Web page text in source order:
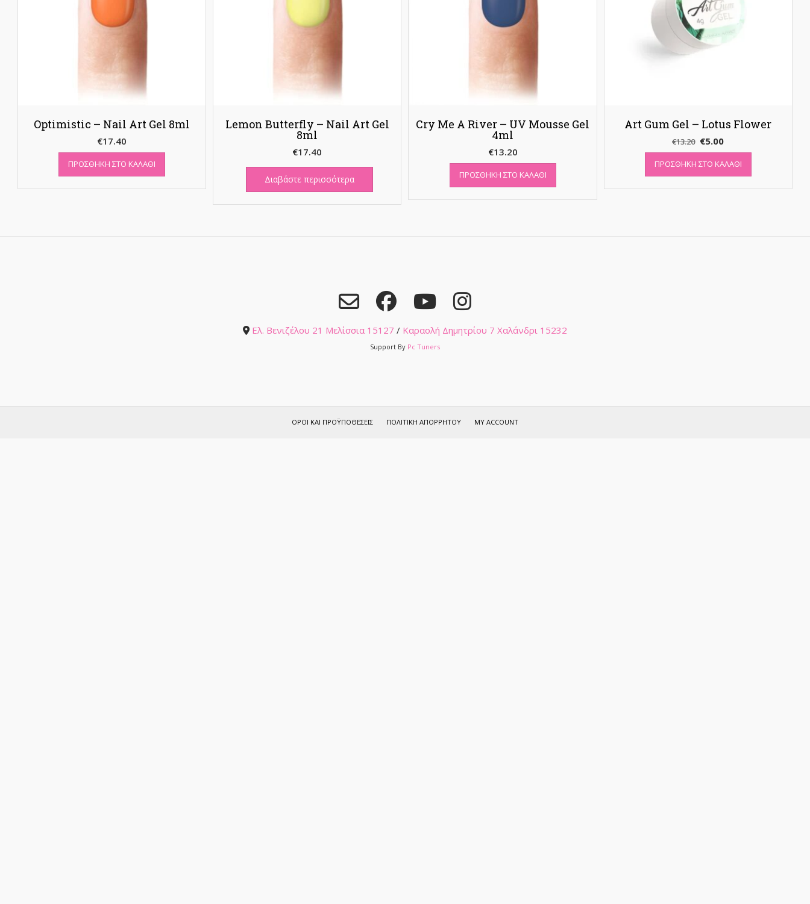
Optimistic – Nail Art Gel 8ml
€17.40
ΠΡΟΣΘΉΚΗ ΣΤΟ ΚΑΛΆΘΙ
Lemon Butterfly – Nail Art Gel
8ml
€17.40
Διαβάστε περισσότερα
Cry Me A River – UV Mousse Gel
4ml
€13.20
ΠΡΟΣΘΉΚΗ ΣΤΟ ΚΑΛΆΘΙ
Art Gum Gel – Lotus Flower
€13.20 Original
price
was:
€13.20.
€5.00Η
τρέχουσα
τιμή
είναι:
ΠΡΟΣΘΉΚΗ ΣΤΟ ΚΑΛΆΘΙ
Ελ. Βενιζέλου 21 Μελίσσια 15127 / Καραολή Δημητρίου 7 Χαλάνδρι 15232
Support By Pc Tuners
ΌΡΟΙ ΚΑΙ ΠΡΟΫΠΟΘΈΣΕΙΣ ΠΟΛΙΤΙΚΉ ΑΠΟΡΡΉΤΟΥ MY ACCOUNT